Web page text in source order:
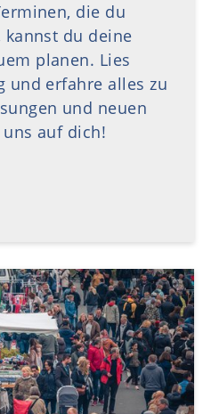
die du
du deine
planen. Lies
und erfahre alles zu
und neuen
auf dich!